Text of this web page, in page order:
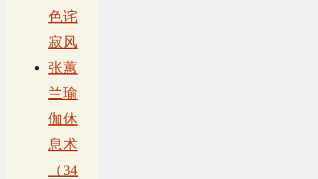
色诧
寂风
张蕙
兰瑜
伽休
息术
（34